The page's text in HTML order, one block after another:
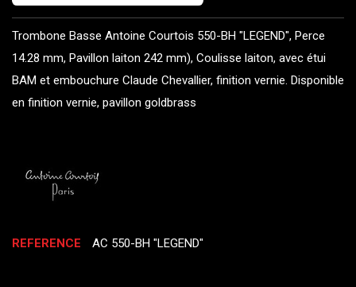
Trombone Basse Antoine Courtois 550-BH "LEGEND", Perce
14.28 mm, Pavillon laiton 242 mm), Coulisse laiton, avec étui
BAM et embouchure Claude Chevallier, finition vernie. Disponible
en finition vernie, pavillon goldbrass
REFERENCE AC 550-BH "LEGEND"